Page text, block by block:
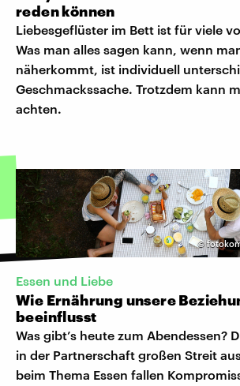
reden können
Liebesgeflüster im Bett ist für viele
Was man alles sagen kann, wenn
näherkommt, ist individuell
Geschmackssache. Trotzdem kann
achten.
©
Essen und Liebe
Wie Ernährung unsere
beeinflusst
Was gibt’s heute zum Abendessen?
in der Partnerschaft großen Streit
beim Thema Essen fallen